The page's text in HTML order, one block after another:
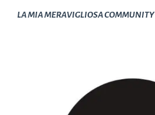
LA MIA MERAVIGLIOSA COMMUNITY